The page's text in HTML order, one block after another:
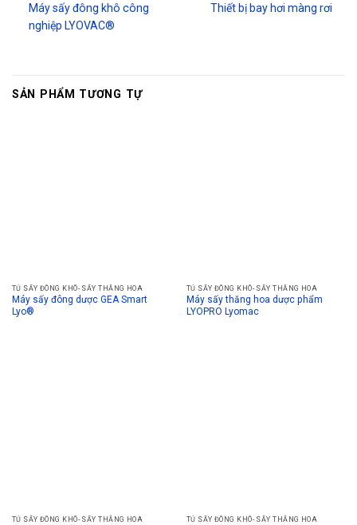
Máy sấy đông khô công
nghiệp LYOVAC®
Thiết bị bay hơi màng rơi
SẢN PHẨM TƯƠNG TỰ
TỦ SẤY ĐÔNG KHÔ- SẤY THĂNG HOA
Máy sấy đông dược GEA Smart
Lyo®
TỦ SẤY ĐÔNG KHÔ- SẤY THĂNG HOA
Máy sấy thăng hoa dược phẩm
LYOPRO Lyomac
TỦ SẤY ĐÔNG KHÔ- SẤY THĂNG HOA TỦ SẤY ĐÔNG KHÔ- SẤY THĂNG HOA